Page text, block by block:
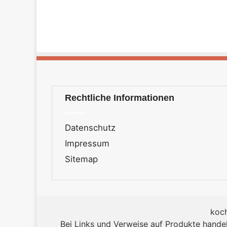
Rechtliche Informationen
Datenschutz
Impressum
Sitemap
Bei Links und Verweise auf Produkte